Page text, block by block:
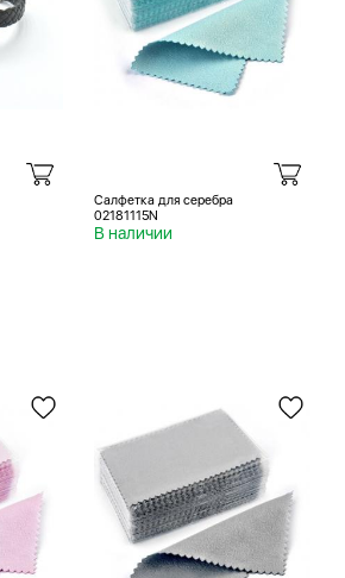
Салфетка для серебра
02181115N
В наличии